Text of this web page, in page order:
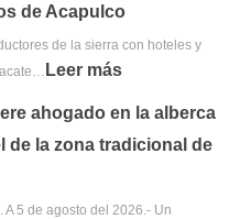
de Acapulco
de la sierra con hoteles y
Leer más
ahogado en la alberca
de la zona tradicional de
A 5 de agosto del 2026.- Un